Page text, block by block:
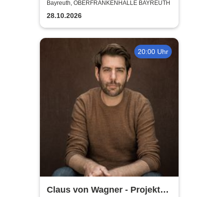
Freunde - Jetzt oder now!
Bayreuth, OBERFRANKENHALLE BAYREUTH
28.10.2026
20:00 Uhr
Claus von Wagner - Projekt